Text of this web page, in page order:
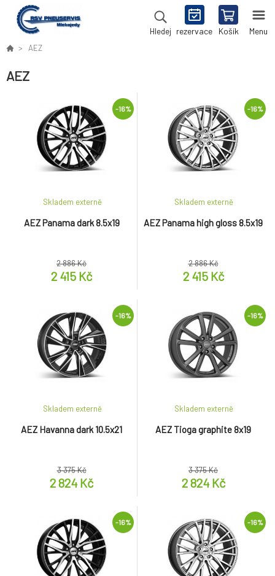
Hledej rezervace Košík Menu
AEZ
AEZ
-16%
AEZ Panama dark 8.5x19
Skladem externě
2 886 Kč
2 415 Kč
-16%
AEZ Panama high gloss 8.5x19
Skladem externě
2 886 Kč
2 415 Kč
-16%
AEZ Havanna dark 10.5x21
Skladem externě
3 375 Kč
2 824 Kč
-16%
AEZ Tioga graphite 8x19
Skladem externě
3 375 Kč
2 824 Kč
-16% -16%